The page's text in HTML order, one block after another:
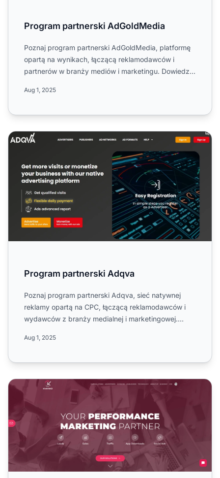
Program partnerski AdGoldMedia
Poznaj program partnerski AdGoldMedia, platformę
opartą na wynikach, łączącą reklamodawców i
partnerów w branży mediów i marketingu. Dowiedz
Aug 1, 2025
Program partnerski Adqva
Program partnerski Adqva
Poznaj program partnerski Adqva, sieć natywnej
reklamy opartą na CPC, łączącą reklamodawców i
wydawców z branży medialnej i marketingowej.
Aug 1, 2025
Program partnerski Kwanko